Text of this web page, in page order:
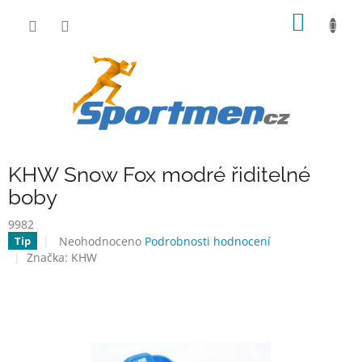
KHW Snow Fox modré řiditelné
boby
9982
Tip
Průměrné
hodnocení
Neohodnoceno Podrobnosti hodnocení
Značka: KHW